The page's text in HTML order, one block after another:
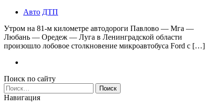
Авто ДТП
Утром на 81-м километре автодороги Павлово — Мга —
Любань — Оредеж — Луга в Ленинградской области
произошло лобовое столкновение микроавтобуса Ford с […]
Поиск по сайту
Найти:
Навигация